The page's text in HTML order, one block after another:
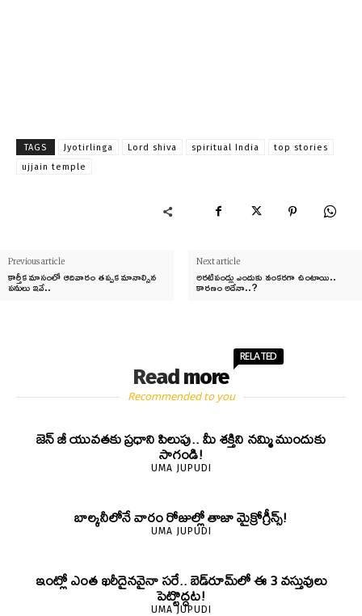
TAGS Jyotirlinga Lord shiva spiritual India
top stories
ujjain temple
Previous article
కార్తీక మాసంలో ఆదివారం తప్పక మానాల్సిన
పనులు ఇవే..
Next article
అరటిపండ్లు ఎందుకు వంకరగా ఉంటాయి..
కారణం అదేనా..?
Read more
RELATED
Recommended to you
జెన్‌ జీ యువతకు ప్రధాని పిలుపు.. మీ శక్తిని నమ్మి ముందుకు
సాగండి!
UMA JUPUDI
బాల్కనీలోనే వారం రోజుల్లో తాజా మైక్రోగ్రీన్స్‌!
UMA JUPUDI
ఇంట్లో ఎంత ఖరీదైనవైనా సరే.. బెడ్‌రూమ్‌లో ఈ 3 వస్తువులు
పెట్టొద్దట!
UMA JUPUDI